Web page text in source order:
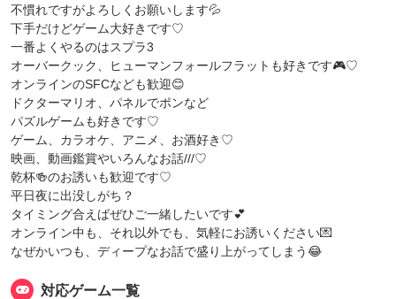
不慣れですがよろしくお願いします💦
下手だけどゲーム大好きです♡
一番よくやるのはスプラ3
オーバークック、ヒューマンフォールフラットも好きです🎮♡
オンラインのSFCなども歓迎😊
ドクターマリオ、パネルでポンなど
パズルゲームも好きです♡
ゲーム、カラオケ、アニメ、お酒好き♡
映画、動画鑑賞やいろんなお話///♡
乾杯🍻のお誘いも歓迎です♡
平日夜に出没しがち？
タイミング合えばぜひご一緒したいです💕
オンライン中も、それ以外でも、気軽にお誘いください💌
なぜかいつも、ディープなお話で盛り上がってしまう😂
対応ゲーム一覧